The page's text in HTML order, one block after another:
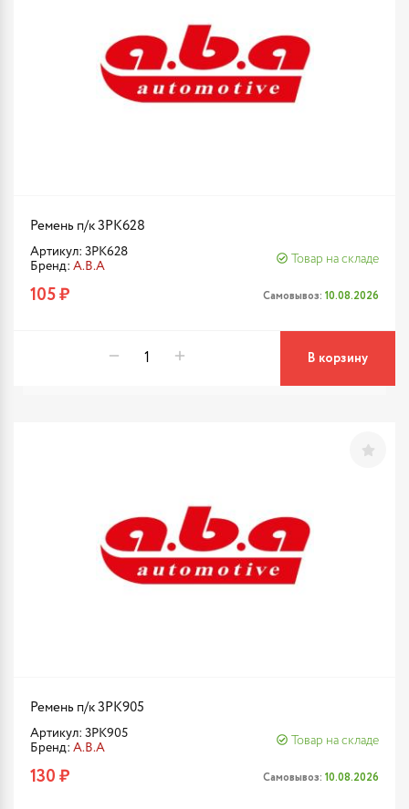
Ремень п/к 3PK628
Артикул: 3PK628
Бренд: A.B.A
Товар на складе
105 ₽ Самовывоз: 10.08.2026
В корзину
Ремень п/к 3PK905
Артикул: 3PK905
Бренд: A.B.A
Товар на складе
130 ₽ Самовывоз: 10.08.2026